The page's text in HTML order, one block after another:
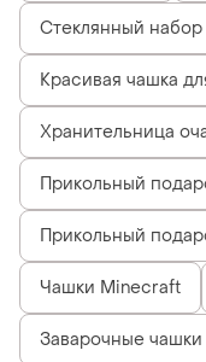
Стеклянный набор
Красивая чашка
Хранительница
Прикольный
Прикольный
Чашки Minecraft
Заварочные чашки